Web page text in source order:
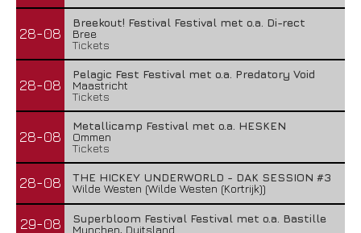
28-08
Breekout! Festival Festival met o.a. Di-rect
Bree
Tickets
28-08
Pelagic Fest Festival met o.a. Predatory Void
Maastricht
Tickets
28-08
Metallicamp Festival met o.a. HESKEN
Ommen
Tickets
28-08
THE HICKEY UNDERWORLD - DAK SESSION #3
Wilde Westen (Wilde Westen (Kortrijk))
29-08
Superbloom Festival Festival met o.a. Bastille
Munchen, Duitsland